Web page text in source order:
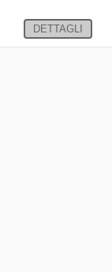
DETTAGLI